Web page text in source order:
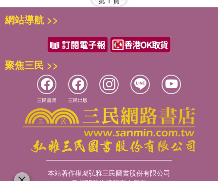
網站導航 >>
聚焦三民 >>
三民書局 三民出版
本站著作權屬弘雅三民圖書股份有限公司